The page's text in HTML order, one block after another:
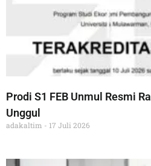
Prodi S1 FEB Unmul Resmi
Unggul
adakaltim 17 Juli 2026